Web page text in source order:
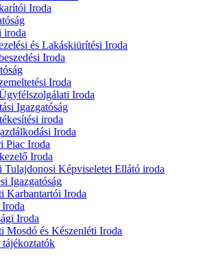
Iroda
iroda
és Lakáskiürítési Iroda
Iroda
Iroda
Iroda
Igazgatóság
iroda
Iroda
Piac Iroda
Iroda
Tulajdonosi Képviseletet Ellátó iroda
Igazgatóság
Karbantartói Iroda
Iroda
Mosdó és Készenléti Iroda